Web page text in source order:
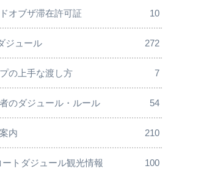
オブザ滞在許可証 10
ジュール 272
の上手な渡し方 7
のダジュール・ルール 54
内 210
ートダジュール観光情報 100